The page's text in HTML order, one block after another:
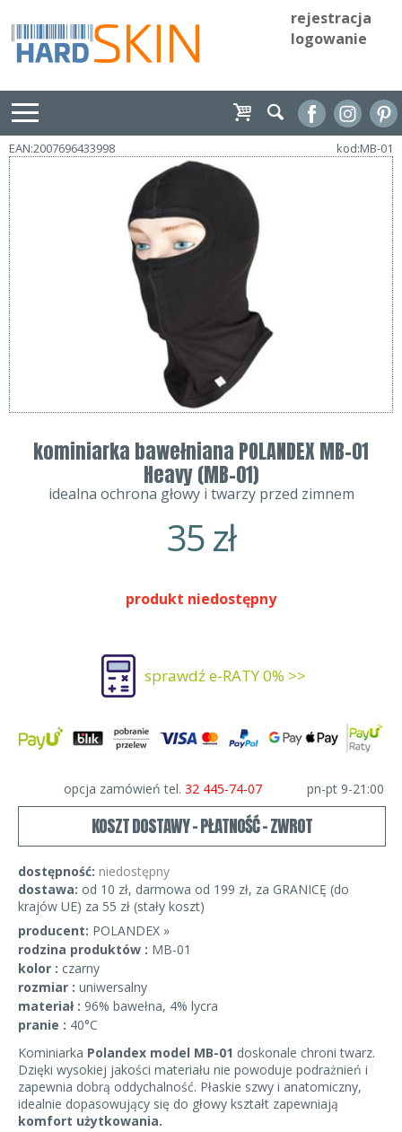
rejestracja
logowanie
EAN:2007696433998 kod:MB-01
kominiarka bawełniana POLANDEX MB-01
Heavy (MB-01)
idealna ochrona głowy i twarzy przed zimnem
35zł
produkt niedostępny
sprawdź e-RATY 0% >>
opcja zamówień tel. 32 445-74-07 pn-pt 9-21:00
KOSZT DOSTAWY - PŁATNOŚĆ - ZWROT
dostępność: niedostępny
dostawa: od 10 zł, darmowa od 199 zł, za GRANICĘ (do
krajów UE) za 55 zł (stały koszt)
producent: POLANDEX »
rodzina produktów : MB-01
kolor : czarny
rozmiar : uniwersalny
materiał : 96% bawełna, 4% lycra
pranie : 40°C
Kominiarka Polandex model MB-01 doskonale chroni twarz.
Dzięki wysokiej jakości materiału nie powoduje podrażnień i
zapewnia dobrą oddychalność. Płaskie szwy i anatomiczny,
idealnie dopasowujący się do głowy kształt zapewniają
komfort użytkowania.